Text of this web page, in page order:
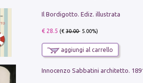
Il Bordigotto. Ediz. illustrata
€ 28.5 (€30.00- 5.00%)
aggiungi al carrello
Innocenzo Sabbatini architetto.